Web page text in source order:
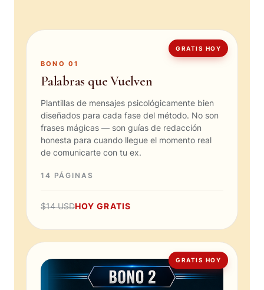
GRATIS HOY
BONO 01
Palabras que Vuelven
Plantillas de mensajes psicológicamente bien
diseñados para cada fase del método. No son
frases mágicas — son guías de redacción
honesta para cuando llegue el momento real
de comunicarte con tu ex.
14 PÁGINAS
$14 USDHOY GRATIS
GRATIS HOY